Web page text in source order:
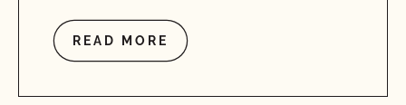
READ MORE